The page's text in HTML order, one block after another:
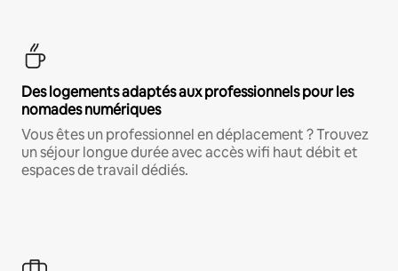
Des logements adaptés aux professionnels pour les
nomades numériques
Vous êtes un professionnel en déplacement ? Trouvez
un séjour longue durée avec accès wifi haut débit et
espaces de travail dédiés.